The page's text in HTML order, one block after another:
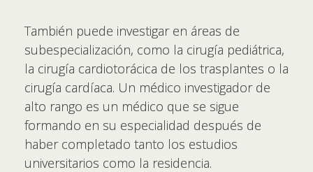
También puede investigar en áreas de
subespecialización, como la cirugía pediátrica,
la cirugía cardiotorácica de los trasplantes o la
cirugía cardíaca. Un médico investigador de
alto rango es un médico que se sigue
formando en su especialidad después de
haber completado tanto los estudios
universitarios como la residencia.